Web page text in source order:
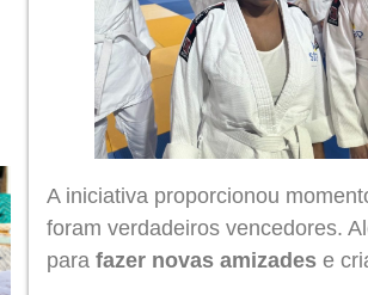
A iniciativa proporcionou
foram verdadeiros vencedores.
para fazer novas amizadese